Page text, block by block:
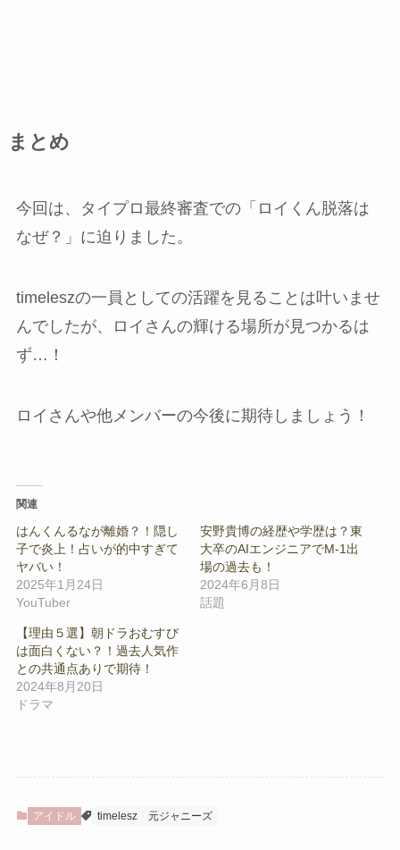
まとめ
今回は、タイプロ最終審査での「ロイくん脱落は
なぜ？」に迫りました。
timeleszの一員としての活躍を見ることは叶いませ
んでしたが、ロイさんの輝ける場所が見つかるは
ず…！
ロイさんや他メンバーの今後に期待しましょう！
関連
はんくんるなが離婚？！隠し
子で炎上！占いが的中すぎて
ヤバい！
2025年1月24日
YouTuber
安野貴博の経歴や学歴は？東
大卒のAIエンジニアでM-1出
場の過去も！
2024年6月8日
話題
【理由５選】朝ドラおむすび
は面白くない？！過去人気作
との共通点ありで期待！
2024年8月20日
ドラマ
アイドル timelesz 元ジャニーズ